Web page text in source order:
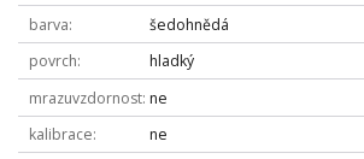
barva
šedohnědá
povrch
hladký
mrazuvzdornost ne
kalibrace
ne